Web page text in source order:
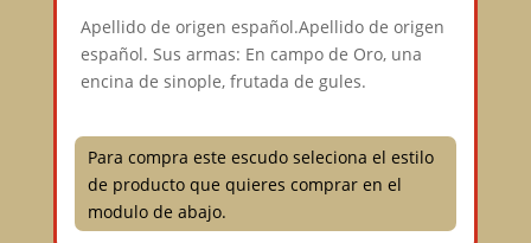
Apellido de origen español.Apellido de origen
español. Sus armas: En campo de Oro, una
encina de sinople, frutada de gules.
Para compra este escudo seleciona el estilo
de producto que quieres comprar en el
modulo de abajo.